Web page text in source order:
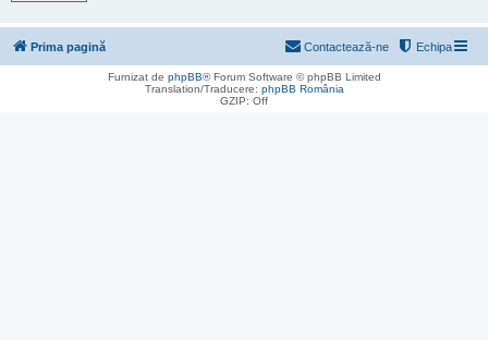
Prima pagină Echipa
Contactează-ne
Furnizat de phpBB® Forum Software © phpBB Limited
Translation/Traducere: phpBB România
GZIP: Off